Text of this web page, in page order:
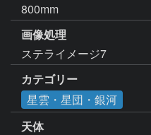
800mm
画像処理
ステライメージ7
カテゴリー
星雲・星団・銀河
天体